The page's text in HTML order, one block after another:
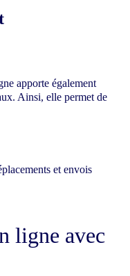
apporte également
Ainsi, elle permet de
et envois
ligne avec